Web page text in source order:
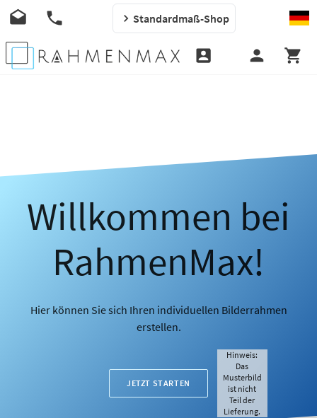
Standardmaß-Shop
Willkommen bei
RahmenMax!
Hier können Sie sich Ihren individuellen Bilderrahmen
erstellen.
JETZT STARTEN
Hinweis:
Das
Musterbild
ist nicht
Teil der
Lieferung.